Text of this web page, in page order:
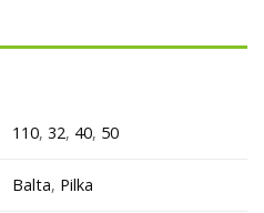
110,32, 40, 50
Balta, Pilka